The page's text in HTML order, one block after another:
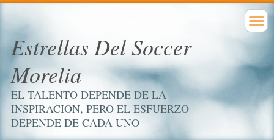
Estrellas Del Soccer
Morelia
EL TALENTO DEPENDE DE LA
INSPIRACION, PERO EL ESFUERZO
DEPENDE DE CADA UNO